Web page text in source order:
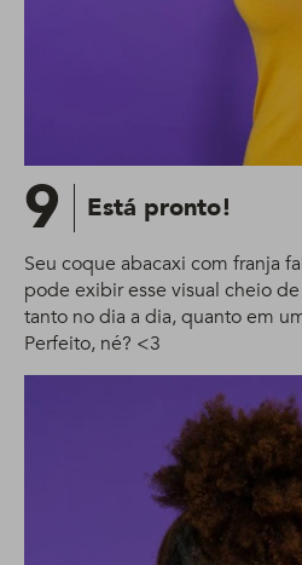
9 Está pronto!
Seu coque abacaxi com franja
pode exibir esse visual cheio
tanto no dia a dia, quanto em
Perfeito, né? <3